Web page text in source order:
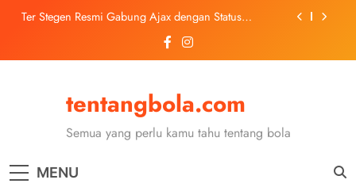
Skip
Trabzonspor Mulai Negosiasi Mohamed Salah, Tes
Medis Dijadwalkan 5 Agustus
Malang United U-13 Juara Piala Soeratin Kota Malang
Kerolin Resmi Gabung Barcelona, Transfer
Dilaporkan Pecahkan Rekor Penjualan WSL
Ter Stegen Resmi Gabung Ajax dengan Status
Pinjaman dari Barcelona
Medis Dijadwalkan 5 Agustus
tentangbola.com
Semua yang perlu kamu tahu tentang bola
MENU